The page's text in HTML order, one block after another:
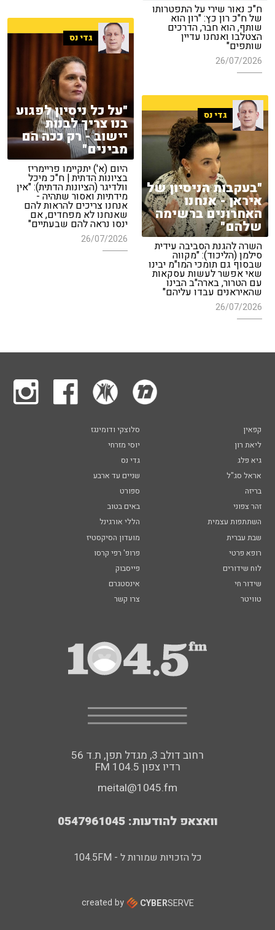
ח"כ נאור שירי על התפטרותו
של ח"כ רון כץ: "רון הוא
שותף, הוא חבר, הדרכים
הצטלבו ואנחנו עדיין
שותפים"
26/07/2026
גדי נס
"על כל ניסיון לפגוע
בנו צריך לבנות
יישוב - רק ככה הם
מבינים"
היום (א') יתקיימו פריימריז
בציונות הדתית | ח"כ מיכל
וולדיגר (הציונות הדתית): "אין
מידתיות ואסור שתהיה -
אנחנו צריכים להראות להם
שאנחנו לא מפחדים, אם
ינסו נראה להם שבעתיים"
26/07/2026
גדי נס
"בעקבות הניסיון של
איראן - אנחנו
האחרונים ברשימה
שלהם"
השרה להגנת הסביבה עידית
סילמן (הליכוד): "מקווה
שבסוף גם תומכי המו"מ יבינו
שאי אפשר לעשות עסקאות
עם הטרור, בארה"ב הבינו
שהאיראנים עבדו עליהם"
26/07/2026
קפאין
סלוצקי ודומינגז
ליאת רון
יוסי מזרחי
גיא פלג
גדי נס
אראל סג"ל
שניים עד ארבע
בריזה
ספורט
זהר צפוני
באים בטוב
השתתפות עצמית
הללי אורגינל
שבת עברית
מועדון הסיקסטיז
רופא פרטי
פרופ' רפי קרסו
לוח שידורים
פייסבוק
שידור חי
אינסטגרם
טוויטר
צרו קשר
רחוב דולב 3, מגדל תפן, ת.ד 56
FM רדיו צפון 104.5
meital@1045.fm
וואצאפ להודעות: 0547961045
כל הזכויות שמורות ל - 104.5FM
created by CYBERSERVE